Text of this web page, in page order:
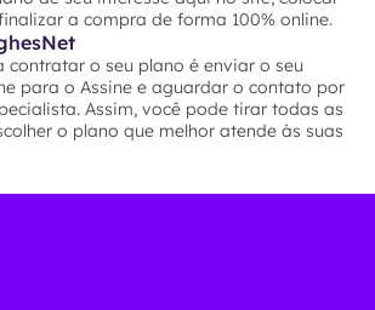
a compra de forma 100% online.
contratar o seu plano é enviar o seu
para o Assine e aguardar o contato por
Assim, você pode tirar todas as
o plano que melhor atende às suas